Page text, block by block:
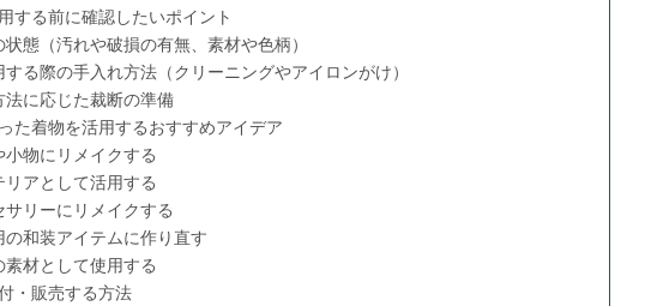
する前に確認したいポイント
状態（汚れや破損の有無、素材や色柄）
する際の手入れ方法（クリーニングやアイロンがけ）
法に応じた裁断の準備
た着物を活用するおすすめアイデア
小物にリメイクする
リアとして活用する
サリーにリメイクする
の和装アイテムに作り直す
素材として使用する
・販売する方法